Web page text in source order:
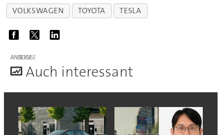
VOLKSWAGEN TOYOTA TESLA
ANZEIGE
Auch interessant